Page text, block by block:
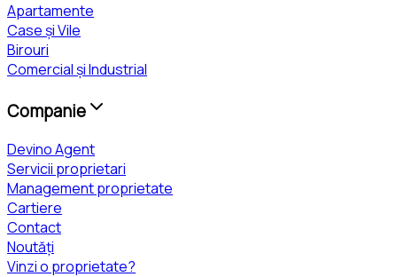
Apartamente
Case și Vile
Birouri
Comercial și Industrial
Companie
Devino Agent
Servicii proprietari
Management proprietate
Cartiere
Contact
Noutăți
Vinzi o proprietate?